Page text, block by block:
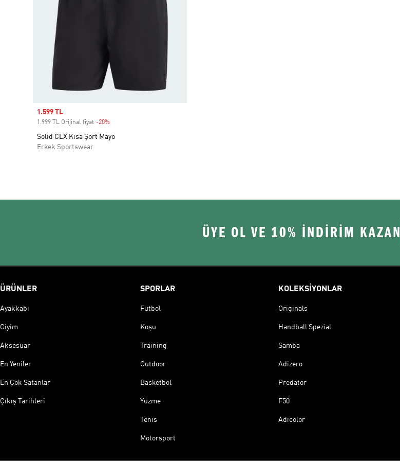
Sale price
1.599 TL
1.999 TL Orijinal fiyat -20%
Solid CLX Kısa Şort Mayo
Erkek Sportswear
ÜYE OL VE 10% İNDİRİM KAZAN
ÜRÜNLER
Ayakkabı
Giyim
Aksesuar
En Yeniler
En Çok Satanlar
Çıkış Tarihleri
SPORLAR
Futbol
Koşu
Training
Outdoor
Basketbol
Yüzme
Tenis
Motorsport
KOLEKSİYONLAR
Originals
Handball Spezial
Samba
Adizero
Predator
F50
Adicolor